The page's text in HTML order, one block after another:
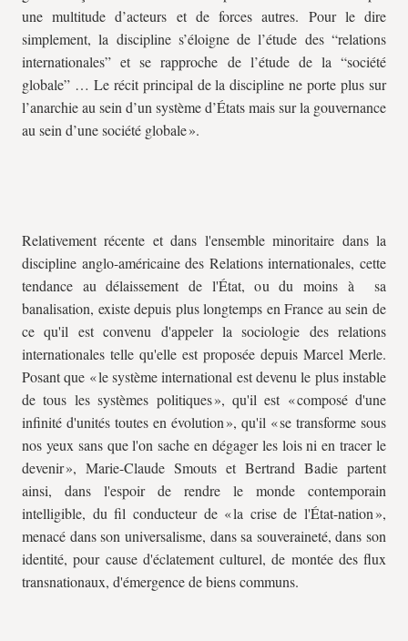
une multitude d’acteurs et de forces autres. Pour le dire
simplement, la discipline s’éloigne de l’étude des “relations
internationales” et se rapproche de l’étude de la “société
globale” … Le récit principal de la discipline ne porte plus sur
l’anarchie au sein d’un système d’États mais sur la gouvernance
au sein d’une société globale ».
Relativement récente et dans l'ensemble minoritaire dans la
discipline anglo-américaine des Relations internationales, cette
tendance au délaissement de l'État, ou du moins à sa
banalisation, existe depuis plus longtemps en France au sein de
ce qu'il est convenu d'appeler la sociologie des relations
internationales telle qu'elle est proposée depuis Marcel Merle.
Posant que « le système international est devenu le plus instable
de tous les systèmes politiques », qu'il est « composé d'une
infinité d'unités toutes en évolution », qu'il « se transforme sous
nos yeux sans que l'on sache en dégager les lois ni en tracer le
devenir », Marie-Claude Smouts et Bertrand Badie partent
ainsi, dans l'espoir de rendre le monde contemporain
intelligible, du fil conducteur de « la crise de l'État-nation »,
menacé dans son universalisme, dans sa souveraineté, dans son
identité, pour cause d'éclatement culturel, de montée des flux
transnationaux, d'émergence de biens communs.